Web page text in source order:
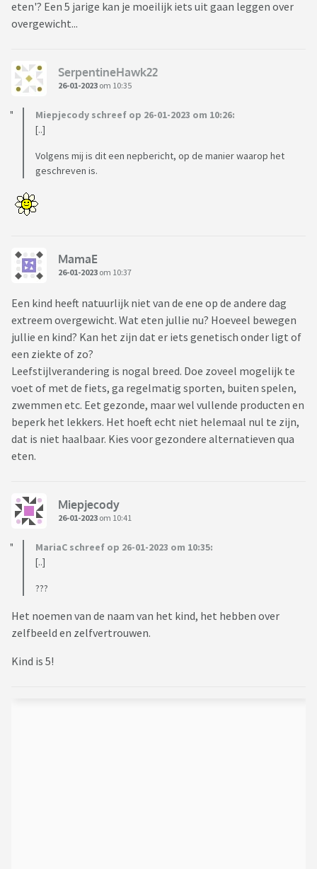
eten'? Een 5 jarige kan je moeilijk iets uit gaan leggen over
overgewicht...
SerpentineHawk22
26-01-2023 om 10:35
Miepjecody schreef op 26-01-2023 om 10:26:
[..]
Volgens mij is dit een nepbericht, op de manier waarop het
geschreven is.
MamaE
26-01-2023 om 10:37
Een kind heeft natuurlijk niet van de ene op de andere dag
extreem overgewicht. Wat eten jullie nu? Hoeveel bewegen
jullie en kind? Kan het zijn dat er iets genetisch onder ligt of
een ziekte of zo?
Leefstijlverandering is nogal breed. Doe zoveel mogelijk te
voet of met de fiets, ga regelmatig sporten, buiten spelen,
zwemmen etc. Eet gezonde, maar wel vullende producten en
beperk het lekkers. Het hoeft echt niet helemaal nul te zijn,
dat is niet haalbaar. Kies voor gezondere alternatieven qua
eten.
Miepjecody
26-01-2023 om 10:41
MariaC schreef op 26-01-2023 om 10:35:
[..]
???
Het noemen van de naam van het kind, het hebben over
zelfbeeld en zelfvertrouwen.
Kind is 5!